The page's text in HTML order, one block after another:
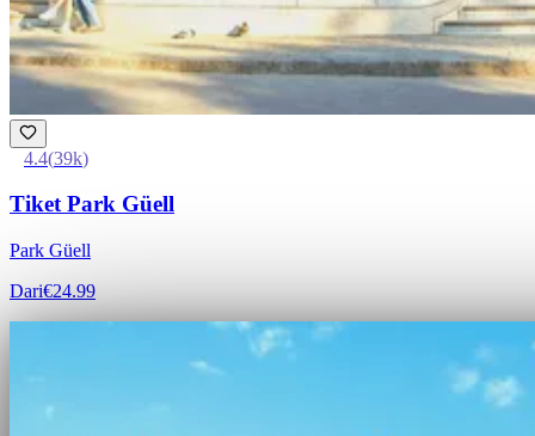
4.4(39k)
Tiket Park Güell
Park Güell
Dari€24.99